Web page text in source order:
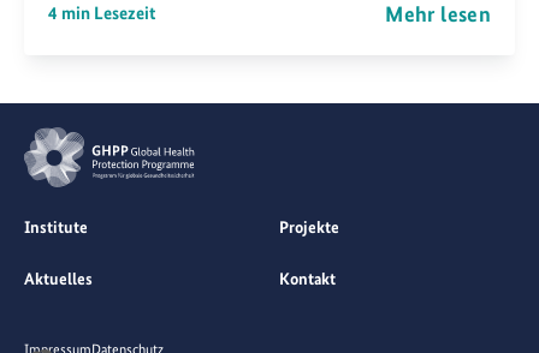
4 min Lesezeit Mehr lesen
Institute Projekte
Aktuelles Kontakt
ImpressumDatenschutz